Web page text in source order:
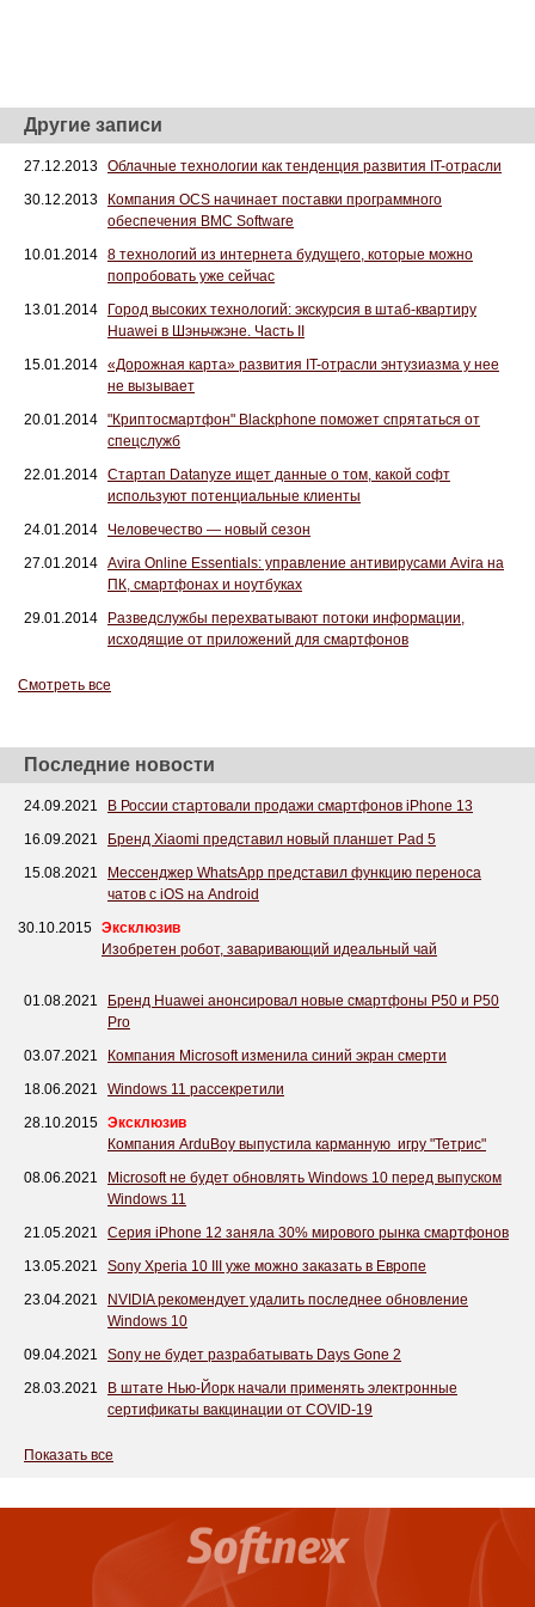
Другие записи
27.12.2013 Облачные технологии как тенденция развития IT-отрасли
30.12.2013
Компания OCS начинает поставки программного
обеспечения BMC Software
10.01.2014 8 технологий из интернета будущего, которые можно
попробовать уже сейчас
13.01.2014
Город высоких технологий: экскурсия в штаб-квартиру
Huawei в Шэньчжэне. Часть II
15.01.2014 «Дорожная карта» развития IT-отрасли энтузиазма у нее
не вызывает
20.01.2014 "Криптосмартфон" Blackphone поможет спрятаться от
спецслужб
22.01.2014 Стартап Datanyze ищет данные о том, какой софт
используют потенциальные клиенты
24.01.2014
Человечество — новый сезон
27.01.2014 Avira Online Essentials: управление антивирусами Avira на
ПК, смартфонах и ноутбуках
29.01.2014
Разведслужбы перехватывают потоки информации,
исходящие от приложений для смартфонов
Смотреть все
Последние новости
24.09.2021
В России стартовали продажи смартфонов iPhone 13
16.09.2021
Бренд Xiaomi представил новый планшет Pad 5
15.08.2021
Мессенджер WhatsApp представил функцию переноса
чатов с iOS на Android
30.10.2015 Эксклюзив
Изобретен робот, заваривающий идеальный чай
01.08.2021
Бренд Huawei анонсировал новые смартфоны P50 и P50
Pro
03.07.2021
Компания Microsoft изменила синий экран смерти
18.06.2021
Windows 11 рассекретили
28.10.2015 Эксклюзив
Компания ArduBoy выпустила карманную игру "Тетрис"
08.06.2021
Microsoft не будет обновлять Windows 10 перед выпуском
Windows 11
21.05.2021
Серия iPhone 12 заняла 30% мирового рынка смартфонов
13.05.2021
Sony Xperia 10 III уже можно заказать в Европе
23.04.2021
NVIDIA рекомендует удалить последнее обновление
Windows 10
09.04.2021
Sony не будет разрабатывать Days Gone 2
28.03.2021
В штате Нью-Йорк начали применять электронные
сертификаты вакцинации от COVID-19
Показать все